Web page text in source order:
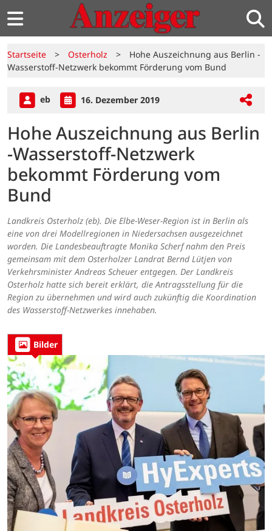
Startseite > Osterholz >
Hohe Auszeichnung aus Berlin -
Wasserstoff-Netzwerk bekommt Förderung vom Bund
eb 16. Dezember 2019
Hohe Auszeichnung aus Berlin
-Wasserstoff-Netzwerk
bekommt Förderung vom
Bund
Landkreis Osterholz (eb). Die Elbe-Weser-Region ist in Berlin als
eine von drei Modellregionen in Niedersachsen ausgezeichnet
worden. Die Landesbeauftragte Monika Scherf nahm den Preis
gemeinsam mit dem Osterholzer Landrat Bernd Lütjen von
Verkehrsminister Andreas Scheuer entgegen. Der Landkreis
Osterholz hatte sich bereit erklärt, die Antragsstellung für die
Region zu übernehmen und wird auch zukünftig die Koordination
des Wasserstoff-Netzwerkes innehaben.
Bilder